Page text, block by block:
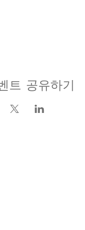
트 공유하기